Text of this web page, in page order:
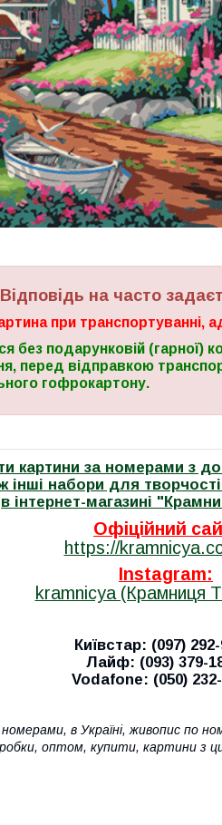
Відповідь на часто
при транспортуванні,
без подарунковій (гарної)
перед відправкою
гофрокартону.
картини за номерами з
інші набори для
в інтернет-магазині
Офіційний
https://
Instagram:
kramnicya (Крамниця
Київстар: (097)
Лайф: (093) 379-
Vodafone: (050)
в Україні, живопис по
оптом, купити, картини з